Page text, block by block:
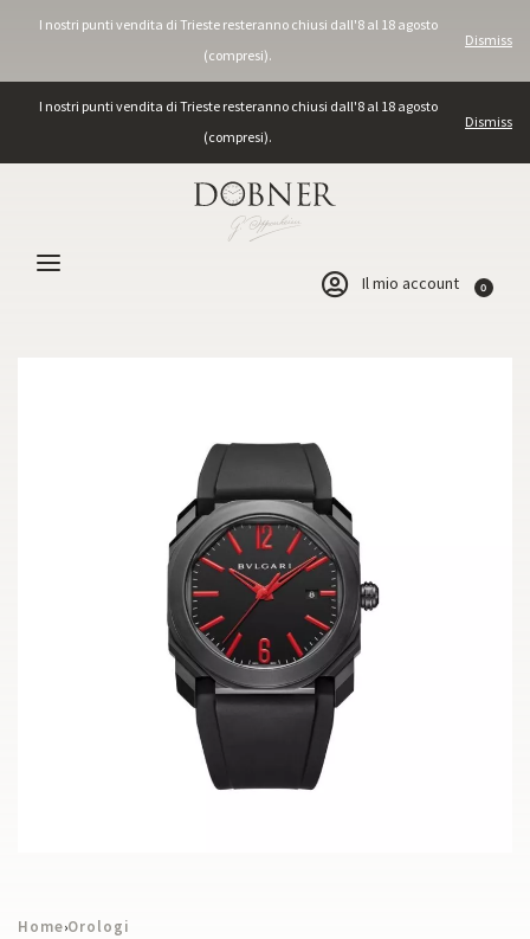
I nostri punti vendita di Trieste resteranno chiusi dall'8 al 18 agosto
(compresi).
Dismiss
I nostri punti vendita di Trieste resteranno chiusi dall'8 al 18 agosto
(compresi).
Dismiss
Il mio account 0
Home›Orologi